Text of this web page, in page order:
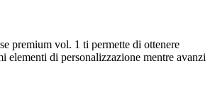
premium vol. 1 ti permette di ottenere
elementi di personalizzazione mentre avanzi